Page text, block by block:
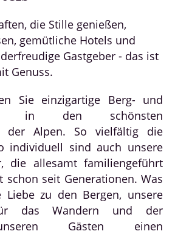
die Stille genießen,
gemütliche Hotels und
Gastgeber - das ist
Genuss.
Sie einzigartige Berg- und
in den schönsten
der Alpen. So vielfältig die
individuell sind auch unsere
die allesamt familiengeführt
schon seit Generationen. Was
zu den Bergen, unsere
das Wandern und der
Gästen einen